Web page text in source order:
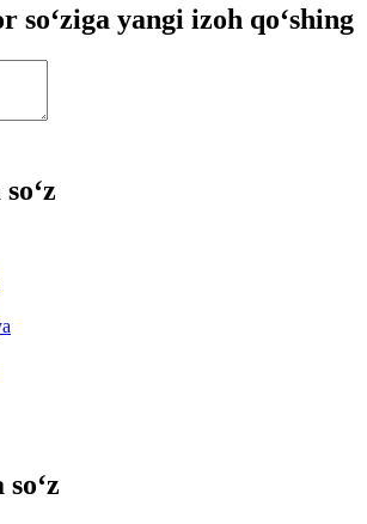
so‘ziga yangi izoh qo‘shing